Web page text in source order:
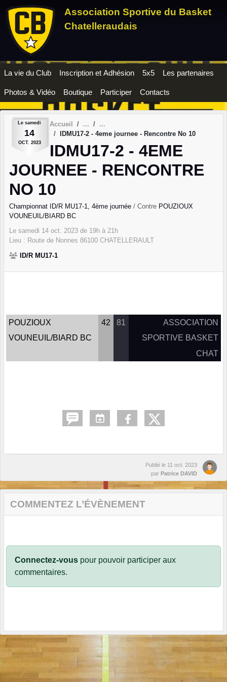
Association Sportive du Basket
Chatelleraudais
La vie du Club Inscription et Adhésion 5x5 Les partenaires
Photos & Vidéo Boutique Participer Contacts
Le samedi
14
OCT. 2023
Accueil
IDMU17-2 - 4eme journee - Rencontre No 10
IDMU17-2 - 4EME
JOURNEE - RENCONTRE
NO 10
Championnat ID/R MU17-1, 4ème journée / Contre POUZIOUX
VOUNEUIL/BIARD BC
Le samedi 14 oct. 2023 de 19h à 21h
Lieu : Route de Nonnes 86100 CHATELLERAULT
ID/R MU17-1
POUZIOUX
VOUNEUIL/BIARD BC
42 81
ASSOCIATION
SPORTIVE BASKET
CHAT
Publié le 11 oct. 2023
par Patrice DAVID
COMMENTEZ L’ÉVÈNEMENT
Connectez-vous pour pouvoir participer aux
commentaires.
Panneau de gestion des cookies